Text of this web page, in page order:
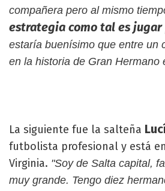
compañera pero al mismo
estrategia como tal es jugar
estaría buenísimo que entre un
en la historia de Gran Hermano
La siguiente fue la salteña
futbolista profesional y está
Virginia. "Soy de Salta capital,
muy grande. Tengo diez